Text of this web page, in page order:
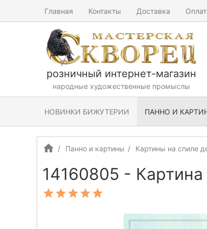
Главная Контакты Доставка
розничный интернет-магазин
народные художественные промыслы
НОВИНКИ БИЖУТЕРИИ ПАННО И
Панно и картины Картины на спиле
14160805 -